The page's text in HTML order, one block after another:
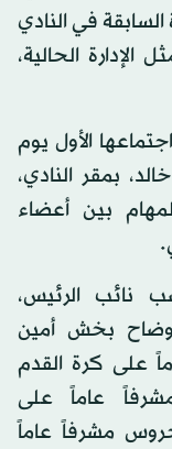
في النادي
الحالية،
الأول يوم
بمقر النادي،
بين أعضاء
نائب الرئيس،
بخش أمين
على كرة القدم
عاماً على
مشرفاً عاماً